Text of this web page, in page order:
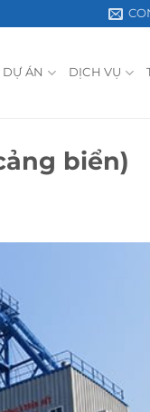
DỰ ÁN DỊCH VỤ
biển)